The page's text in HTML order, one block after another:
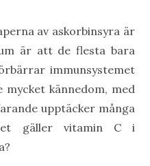
av askorbinsyra är
är att de flesta bara
immunsystemet
kännedom, med
upptäcker många
gäller vitamin C i